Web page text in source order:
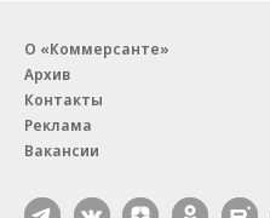
О «Коммерсанте»
Архив
Контакты
Реклама
Вакансии